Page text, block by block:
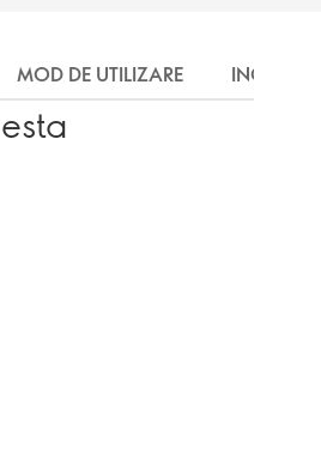
MOD DE UTILIZARE